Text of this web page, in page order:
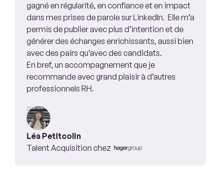
gagné en régularité, en confiance et en impact
dans mes prises de parole sur LinkedIn. Elle m’a
permis de publier avec plus d’intention et de
générer des échanges enrichissants, aussi bien
avec des pairs qu’avec des candidats.
En bref, un accompagnement que je
recommande avec grand plaisir à d’autres
professionnels RH.
Léa Petitcolin
Talent Acquisition chez